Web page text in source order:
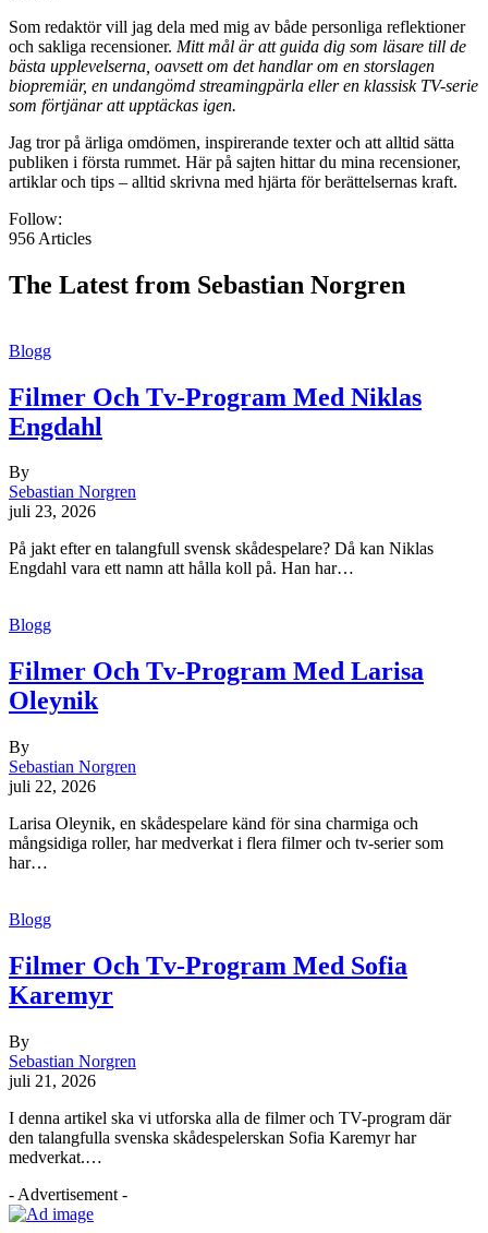
Som redaktör vill jag dela med mig av både personliga reflektioner
och sakliga recensioner. Mitt mål är att guida dig som läsare till de
bästa upplevelserna, oavsett om det handlar om en storslagen
biopremiär, en undangömd streamingpärla eller en klassisk TV-serie
som förtjänar att upptäckas igen.
Jag tror på ärliga omdömen, inspirerande texter och att alltid sätta
publiken i första rummet. Här på sajten hittar du mina recensioner,
artiklar och tips – alltid skrivna med hjärta för berättelsernas kraft.
Follow:
956 Articles
The Latest from Sebastian Norgren
Blogg
Filmer Och Tv-Program Med Niklas
Engdahl
By
Sebastian Norgren
juli 23, 2026
På jakt efter en talangfull svensk skådespelare? Då kan Niklas
Engdahl vara ett namn att hålla koll på. Han har…
Blogg
Filmer Och Tv-Program Med Larisa
Oleynik
By
Sebastian Norgren
juli 22, 2026
Larisa Oleynik, en skådespelare känd för sina charmiga och
mångsidiga roller, har medverkat i flera filmer och tv-serier som
har…
Blogg
Filmer Och Tv-Program Med Sofia
Karemyr
By
Sebastian Norgren
juli 21, 2026
I denna artikel ska vi utforska alla de filmer och TV-program där
den talangfulla svenska skådespelerskan Sofia Karemyr har
medverkat.…
- Advertisement -